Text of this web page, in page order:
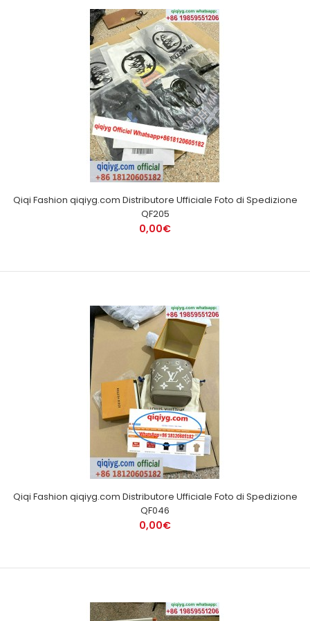
Qiqi Fashion qiqiyg.com Distributore Ufficiale Foto di Spedizione
QF205
0,00€
Qiqi Fashion qiqiyg.com Distributore Ufficiale Foto di Spedizione
QF046
0,00€